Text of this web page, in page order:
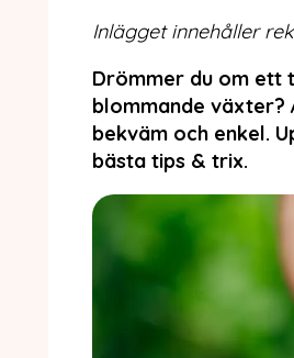
Inlägget innehåller
Drömmer du om ett
blommande
bekväm och enkel.
bästa tips & trix.